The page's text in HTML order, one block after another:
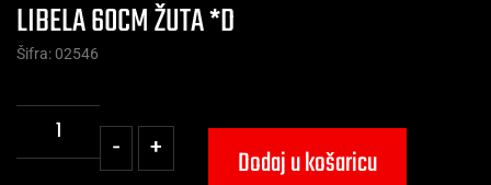
LIBELA 60CM ŽUTA *D
Šifra: 02546
- + Dodaj u košaricu